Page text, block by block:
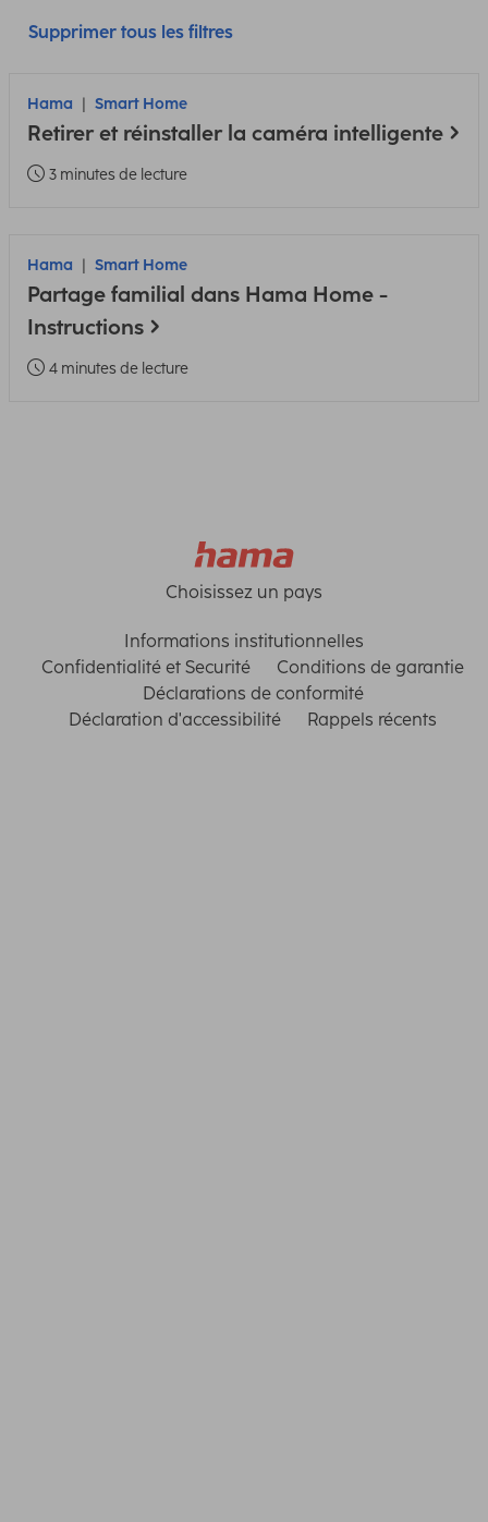
Supprimer tous les filtres
Hama Smart Home
Retirer et réinstaller la caméra intelligente
3 minutes de lecture
Hama Smart Home
Partage familial dans Hama Home -
Instructions
4 minutes de lecture
Choisissez un pays
Informations institutionnelles
Confidentialité et Securité
Conditions de garantie
Déclarations de conformité
Déclaration d'accessibilité
Rappels récents